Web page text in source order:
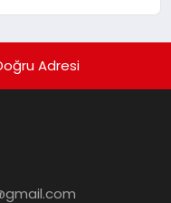
Adresi